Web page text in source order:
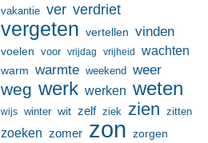
vakantie ver verdriet
vergeten vertellen vinden
voelen voor vrijdag vrijheid wachten
warm warmte weekend weer
weg werk werken weten
wijs winter wit zelf ziek zien zitten
zoeken zomer zon zorgen